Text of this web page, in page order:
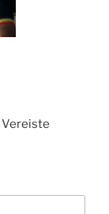
Vereiste